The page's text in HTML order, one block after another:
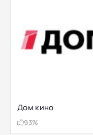
Дом кино
93%